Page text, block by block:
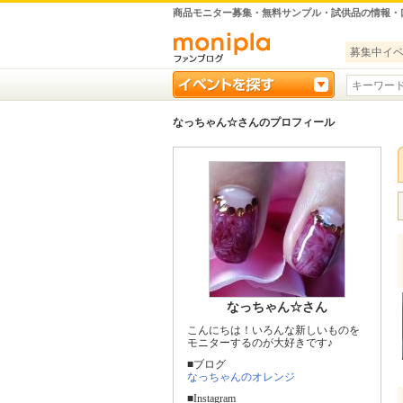
商品モニター募集・無料サンプル・試供品の情報・
募集中イ
なっちゃん☆さんのプロフィール
なっちゃん☆さん
こんにちは！いろんな新しいものを
モニターするのが大好きです♪
■ブログ
なっちゃんのオレンジ
■Instagram